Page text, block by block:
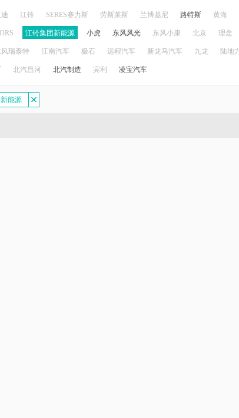
江铃 SERES赛力斯 劳斯莱斯 兰博基尼 路特斯 黄海
江铃集团新能源 小虎 东风风光 东风小康 北京 理念
风瑞泰特 江南汽车 极石 远程汽车 新龙马汽车 九龙 陆地
北汽昌河 北汽制造 宾利 凌宝汽车
能源